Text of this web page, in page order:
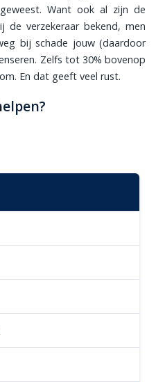
Want ook al zijn de
verzekeraar bekend, men
bij schade jouw (daardoor
Zelfs tot 30% bovenop
En dat geeft veel rust.